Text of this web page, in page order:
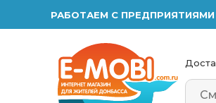
РАБОТАЕМ С ПРЕДПРИЯТИЯМИ